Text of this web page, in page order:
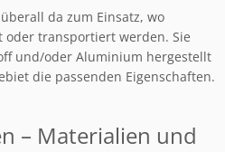
da zum Einsatz, wo
oder transportiert werden. Sie
und/oder Aluminium hergestellt
die passenden Eigenschaften.
– Materialien und